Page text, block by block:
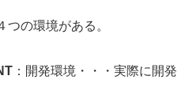
の環境がある。
：開発環境・・・実際に開発